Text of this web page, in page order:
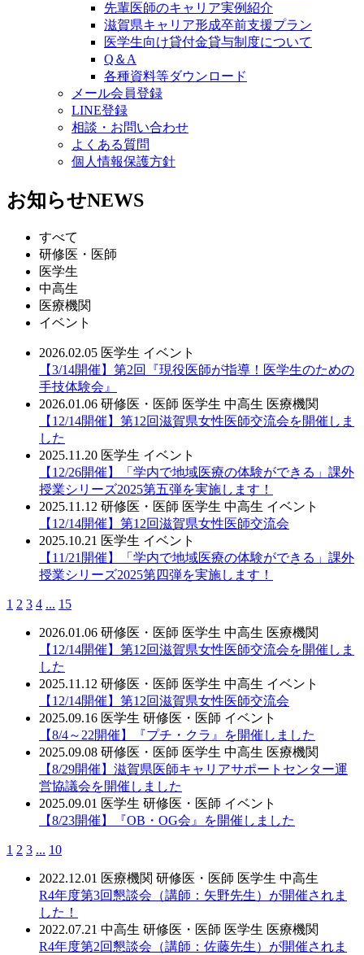
先輩医師のキャリア実例紹介
滋賀県キャリア形成卒前支援プラン
医学生向け貸付金貸与制度について
Q＆A
各種資料等ダウンロード
メール会員登録
LINE登録
相談・お問い合わせ
よくある質問
個人情報保護方針
お知らせNEWS
すべて
研修医・医師
医学生
中高生
医療機関
イベント
2026.02.05 医学生 イベント
【3/14開催】第2回『現役医師が指導！医学生のための
手技体験会』
2026.01.06 研修医・医師 医学生 中高生 医療機関
【12/14開催】第12回滋賀県女性医師交流会を開催しま
した
2025.11.20 医学生 イベント
【12/26開催】「学内で地域医療の体験ができる」課外
授業シリーズ2025第五弾を実施します！
2025.11.12 研修医・医師 医学生 中高生 イベント
【12/14開催】第12回滋賀県女性医師交流会
2025.10.21 医学生 イベント
【11/21開催】「学内で地域医療の体験ができる」課外
授業シリーズ2025第四弾を実施します！
1 2 3 4 ... 15
2026.01.06 研修医・医師 医学生 中高生 医療機関
【12/14開催】第12回滋賀県女性医師交流会を開催しま
した
2025.11.12 研修医・医師 医学生 中高生 イベント
【12/14開催】第12回滋賀県女性医師交流会
2025.09.16 医学生 研修医・医師 イベント
【8/4～22開催】『プチ・クラ』を開催しました
2025.09.08 研修医・医師 医学生 中高生 医療機関
【8/29開催】滋賀県医師キャリアサポートセンター運
営協議会を開催しました
2025.09.01 医学生 研修医・医師 イベント
【8/23開催】『OB・OG会』を開催しました
1 2 3 ... 10
2022.12.01 医療機関 研修医・医師 医学生 中高生
R4年度第3回懇談会（講師：矢野先生）が開催されま
した！
2022.07.21 中高生 研修医・医師 医学生 医療機関
R4年度第2回懇談会（講師：佐藤先生）が開催されま